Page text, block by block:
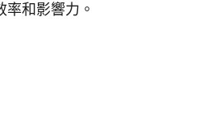
和影響力。